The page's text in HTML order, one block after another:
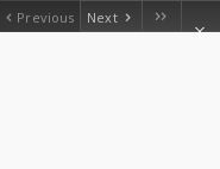
Previous Next